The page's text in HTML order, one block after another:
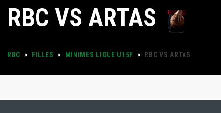
RBC VS ARTAS
RBC > FILLES > MINIMES LIGUE U15F > RBC VS ARTAS